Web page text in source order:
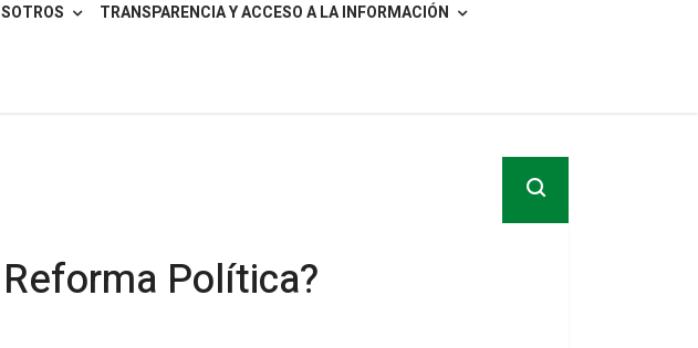
TRANSPARENCIA Y ACCESO A LA INFORMACIÓN
Política?